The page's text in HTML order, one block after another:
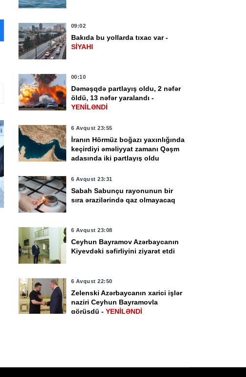
Rezidenturaya qəbul
imtahanının 2-ci
mərhələsində 1000-ə
yaxın şəxs iştirak
edəcək
İrpen şəhərinə gedib
09:02
Bakıda bu yollarda tıxac var -
SİYAHI
00:10
Dəməşqdə partlayış oldu, 2 nəfər
öldü, 13 nəfər yaralandı -
YENİLƏNDİ
6 Avqust 23:55
İranın Hörmüz boğazı yaxınlığında
keçirdiyi əməliyyat zamanı Qəşm
adasında iki partlayış oldu
6 Avqust 23:31
Sabah Sabunçu rayonunun bir
sıra ərazilərində qaz olmayacaq
6 Avqust 23:08
Ceyhun Bayramov Azərbaycanın
Kiyevdəki səfirliyini ziyarət etdi
6 Avqust 22:50
Zelenski Azərbaycanın xarici işlər
naziri Ceyhun Bayramovla
görüşdü - YENİLƏNDİ